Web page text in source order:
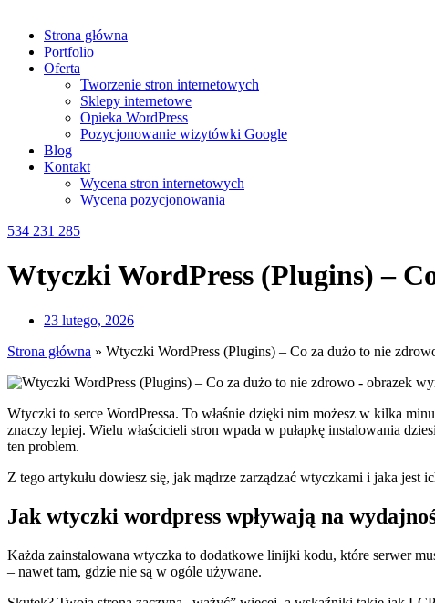
Strona główna
Portfolio
Oferta
Tworzenie stron internetowych
Sklepy internetowe
Opieka WordPress
Pozycjonowanie wizytówki Google
Blog
Kontakt
Wycena stron internetowych
Wycena pozycjonowania
534 231 285
Wtyczki WordPress (Plugins) –
23 lutego, 2026
Strona główna » Wtyczki WordPress (Plugins) – Co za dużo to nie
Wtyczki to serce WordPressa. To właśnie dzięki nim możesz w kilka
znaczy lepiej. Wielu właścicieli stron wpada w pułapkę instalowania
ten problem.
Z tego artykułu dowiesz się, jak mądrze zarządzać wtyczkami i jaka jest
Jak wtyczki wordpress wpływają na
Każda zainstalowana wtyczka to dodatkowe linijki kodu, które serwer
– nawet tam, gdzie nie są w ogóle używane.